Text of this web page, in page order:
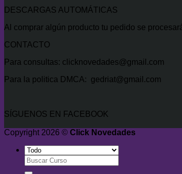
DESCARGAS AUTOMÁTICAS
Al comprar algún producto tu pedido se
CONTACTO
Para consultas: clicknovedades@gmail.com
Para la politica DMCA: gedriat@gmail.com
SÍGUENOS EN FACEBOOK
Copyright 2026 © Click Novedades
Buscar
por: